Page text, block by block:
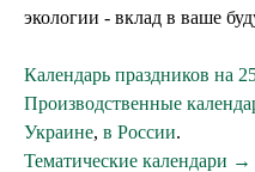
экологии - вклад в ваше
Календарь праздников на
Производственные
Украине, в России.
Тематические календари →